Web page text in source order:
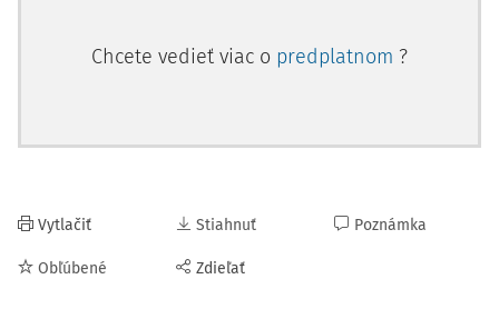
Chcete vedieť viac o predplatnom ?
Vytlačiť
Obľúbené
Stiahnuť
Zdieľať
Poznámka